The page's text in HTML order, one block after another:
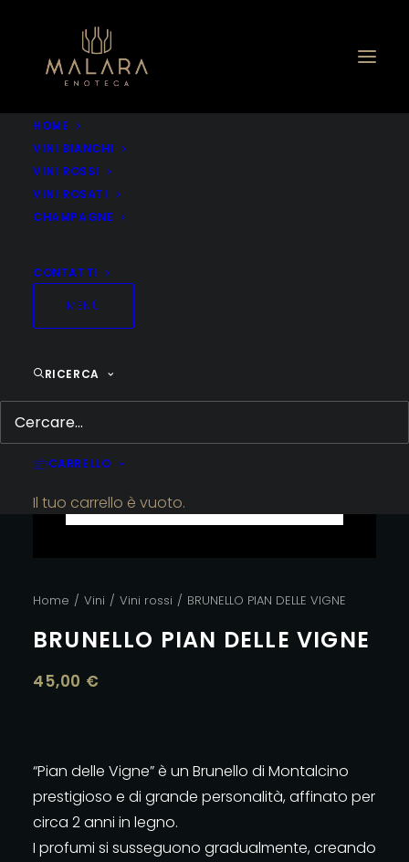
HOME
VINI BIANCHI
VINI ROSSI
VINI ROSATI
CHAMPAGNE
CONTATTI
MENÙ
RICERCA
CARRELLO
Il tuo carrello è vuoto.
Home Vini Vini rossi BRUNELLO PIAN DELLE VIGNE
BRUNELLO PIAN DELLE VIGNE
45,00 €
“Pian delle Vigne” è un Brunello di Montalcino
prestigioso e di grande personalità, affinato per
circa 2 anni in legno.
I profumi si susseguono gradualmente, creando